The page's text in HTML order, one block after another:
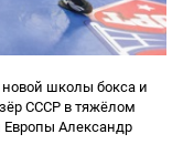
школы бокса и
СССР в тяжёлом
Александр